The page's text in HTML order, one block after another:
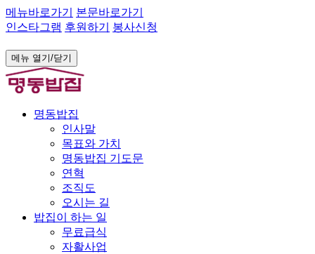
메뉴바로가기
본문바로가기
인스타그램 후원하기 봉사신청
메뉴 열기/닫기
명동밥집
인사말
목표와 가치
명동밥집 기도문
연혁
조직도
오시는 길
밥집이 하는 일
무료급식
자활사업